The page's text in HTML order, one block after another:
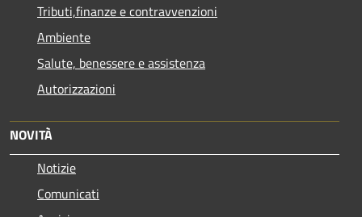
Tributi,finanze e contravvenzioni
Ambiente
Salute, benessere e assistenza
Autorizzazioni
NOVITÀ
Notizie
Comunicati